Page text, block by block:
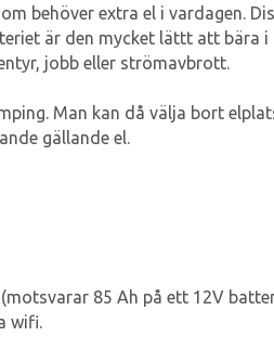
behöver extra el i vardagen.
är den mycket lättt att bära
jobb eller strömavbrott.
Man kan då välja bort
gällande el.
85 Ah på ett 12V
wifi.